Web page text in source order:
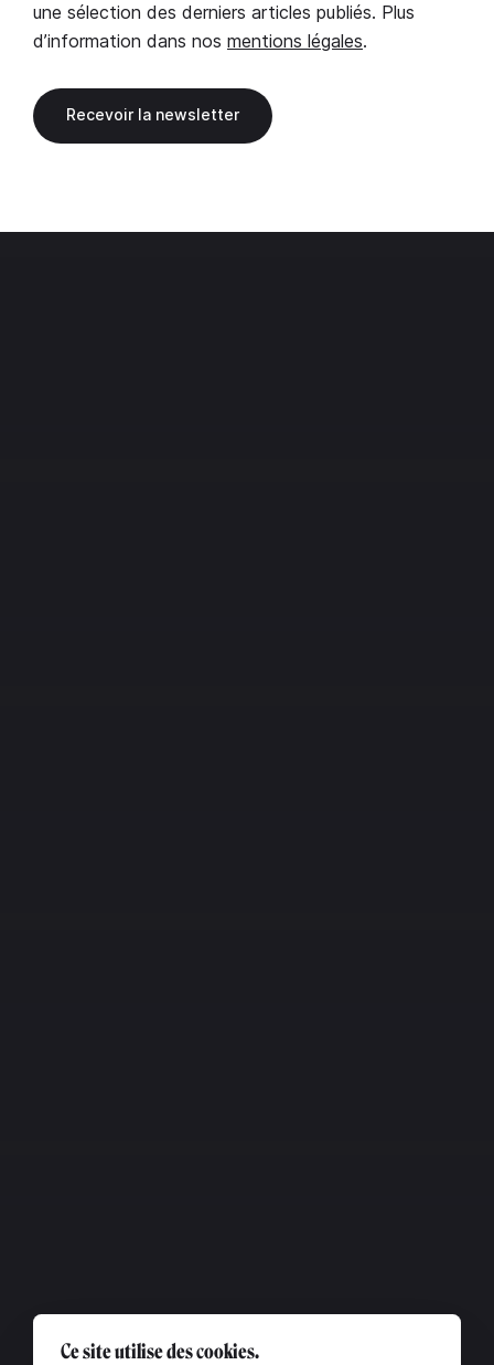
une sélection des derniers articles publiés. Plus
d’information dans nos mentions légales.
Ce site utilise des cookies.